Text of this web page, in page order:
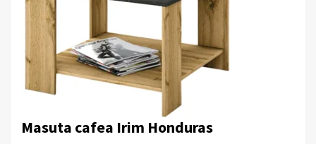
Masuta cafea Irim Honduras